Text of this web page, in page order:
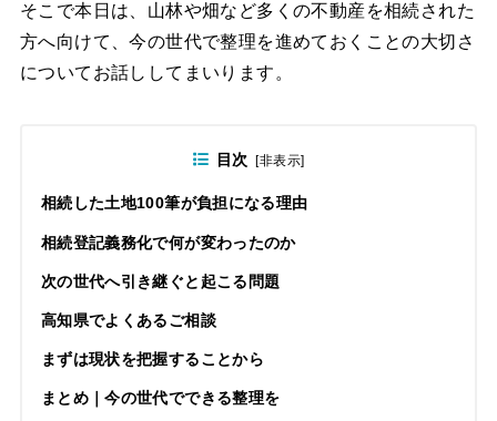
そこで本日は、山林や畑など多くの不動産を相続された
方へ向けて、今の世代で整理を進めておくことの大切さ
についてお話ししてまいります。
目次 [非表示]
相続した土地100筆が負担になる理由
相続登記義務化で何が変わったのか
次の世代へ引き継ぐと起こる問題
高知県でよくあるご相談
まずは現状を把握することから
まとめ｜今の世代でできる整理を